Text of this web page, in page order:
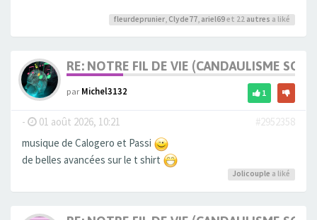
fleurdeprunier, Clyde77, ariel69et 22 autres a liké
RE: NOTRE FIL DE VIE (CANDAULISME
parMichel3132 1
- 01 août 2026, 10:21
#2952358
musique de Calogero et Passi
de belles avancées sur le t shirt
Jolicouple a liké